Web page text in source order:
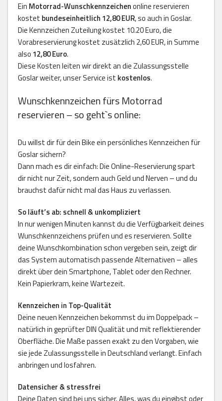
Ein Motorrad-Wunschkennzeichenonline reservieren
kostet bundeseinheitlich 12,80 EUR, so auch in Goslar.
Die Kennzeichen Zuteilung kostet 10.20 Euro, die
Vorabreservierung kostet zusätzlich 2,60 EUR, in Summe
also 12,80 Euro.
Diese Kosten leiten wir direkt an die Zulassungsstelle
Goslar weiter, unser Service ist kostenlos.
Wunschkennzeichen fürs Motorrad
reservieren – so geht`s online:
Du willst dir für dein Bike ein persönliches Kennzeichen für
Goslar sichern?
Dann mach es dir einfach: Die Online-Reservierung spart
dir nicht nur Zeit, sondern auch Geld und Nerven – und du
brauchst dafür nicht mal das Haus zu verlassen.
So läuft’s ab: schnell & unkompliziert
In nur wenigen Minuten kannst du die Verfügbarkeit deines
Wunschkennzeichens prüfen und es reservieren. Sollte
deine Wunschkombination schon vergeben sein, zeigt dir
das System automatisch passende Alternativen – alles
direkt über dein Smartphone, Tablet oder den Rechner.
Kein Papierkram, keine Wartezeit.
Kennzeichen in Top-Qualität
Deine neuen Kennzeichen bekommst du im Doppelpack –
natürlich in geprüfter DIN Qualität und mit reflektierender
Oberfläche. Die Maße passen exakt zu den Vorgaben, wie
sie jede Zulassungsstelle in Deutschland verlangt. Einfach
anbringen und losfahren.
Datensicher & stressfrei